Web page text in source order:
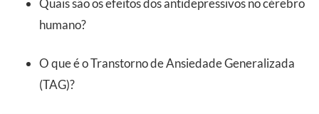
Quais são os efeitos dos antidepressivos no cérebro
humano?
O que é o Transtorno de Ansiedade Generalizada
(TAG)?